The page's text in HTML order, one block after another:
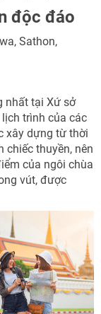
độc đáo
Sathon,
nhất tại Xứ sở
trình của các
xây dựng từ thời
chiếc thuyền, nên
của ngôi chùa
vút, được